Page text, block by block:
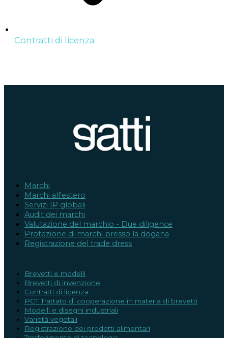
Contratti di licenza
Marchi
Marchi all'estero
Servizi IP globali
Audit dei marchi
Valutazione del marchio - Due diligence
Protezione di marchi presso la dogana
Registrazione del trade dress
Brevetti e modelli
Brevetti di invenzione
Contratti di licenza
PCT Trattato di cooperazione in materia di brevetti
Modelli e disegni industriali
Varietà vegetali
Registrazione dei prodotti alimentari